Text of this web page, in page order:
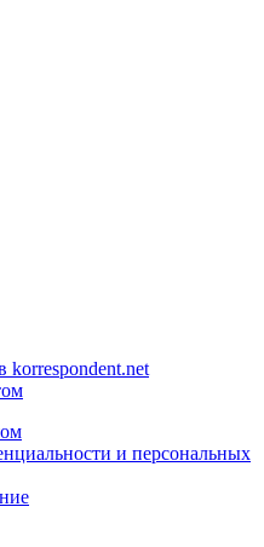
korrespondent.net
и персональных